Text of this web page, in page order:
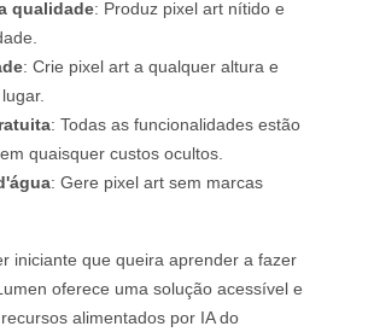
qualidade: Produz pixel art nítido e
: Crie pixel art a qualquer altura e
: Todas as funcionalidades estão
quaisquer custos ocultos.
: Gere pixel art sem marcas
iniciante que queira aprender a fazer
oferece uma solução acessível e
alimentados por IA do